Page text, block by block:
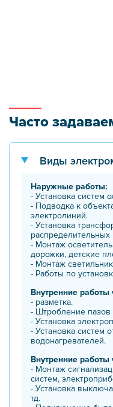
Часто
Виды
Наружные работы:
- Установка систем
- Подводка к
электролиний.
- Установка
распределительных
- Монтаж
дорожки, детские
- Монтаж
- Работы по
Внутренние
- разметка.
- Штробление пазов
- Установка
- Установка систем
водонагревателей.
Внутренние работы
- Монтаж
систем,
- Установка
тд.